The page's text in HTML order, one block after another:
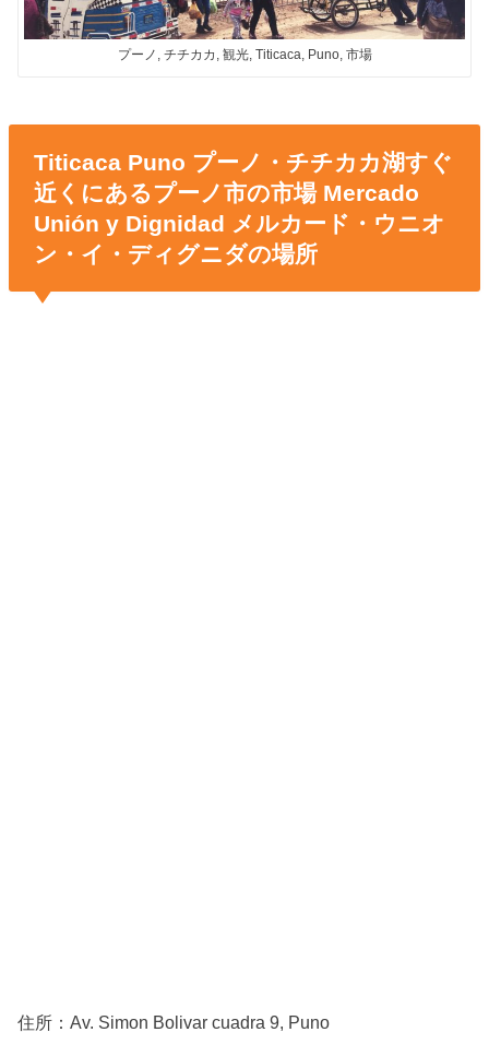
プーノ, チチカカ, 観光, Titicaca, Puno, 市場
Titicaca Puno プーノ・チチカカ湖すぐ
近くにあるプーノ市の市場 Mercado
Unión y Dignidad メルカード・ウニオ
ン・イ・ディグニダの場所
住所：Av. Simon Bolivar cuadra 9, Puno